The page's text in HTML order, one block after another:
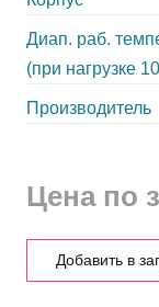
Диап. раб.
(при нагрузке
Производитель
Цена по
Добавить в